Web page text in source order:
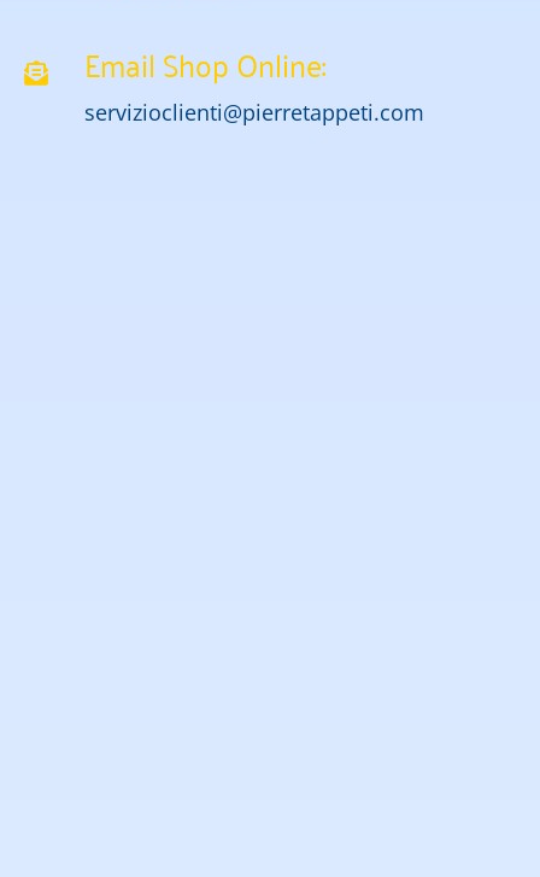
Email Shop Online:
servizioclienti@pierretappeti.com